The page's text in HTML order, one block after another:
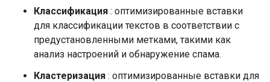
Классификация : оптимизированные вставки
для классификации текстов в соответствии с
предустановленными метками, такими как
анализ настроений и обнаружение спама.
Кластеризация : оптимизированные вставки для